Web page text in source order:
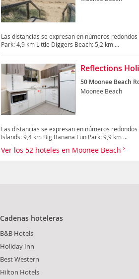
Las distancias se expresan en números
Park: 4,9 km Little Diggers Beach: 5,2 km ...
Reflections
50 Moonee Beach
Moonee Beach
Las distancias se expresan en números
Islands: 9,4 km Big Banana Fun Park: 9,9 km ...
Ver los 52 hoteles en Moonee Beach
Cadenas hoteleras
B&B Hotels
Holiday Inn
Best Western
Hilton Hotels